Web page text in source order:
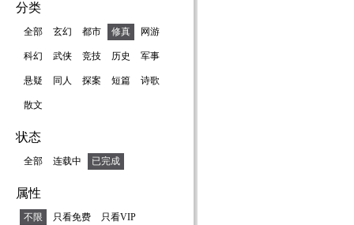
分类
全部 玄幻 都市 修真 网游
科幻 武侠 竞技 历史 军事
悬疑 同人 探案 短篇 诗歌
散文
状态
全部 连载中 已完成
属性
不限 只看免费 只看VIP